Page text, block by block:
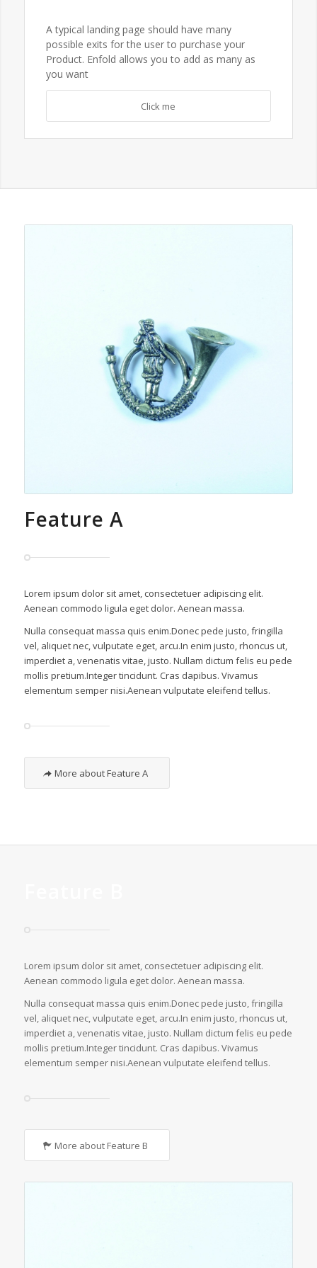
A typical landing page should have many
possible exits for the user to purchase your
Product. Enfold allows you to add as many as
you want
Click me
Feature A
Lorem ipsum dolor sit amet, consectetuer adipiscing elit.
Aenean commodo ligula eget dolor. Aenean massa.
Nulla consequat massa quis enim.Donec pede justo, fringilla
vel, aliquet nec, vulputate eget, arcu.In enim justo, rhoncus ut,
imperdiet a, venenatis vitae, justo. Nullam dictum felis eu pede
mollis pretium.Integer tincidunt. Cras dapibus. Vivamus
elementum semper nisi.Aenean vulputate eleifend tellus.
More about Feature A
Lorem ipsum dolor sit amet, consectetuer adipiscing elit.
Aenean commodo ligula eget dolor. Aenean massa.
Nulla consequat massa quis enim.Donec pede justo, fringilla
vel, aliquet nec, vulputate eget, arcu.In enim justo, rhoncus ut,
imperdiet a, venenatis vitae, justo. Nullam dictum felis eu pede
mollis pretium.Integer tincidunt. Cras dapibus. Vivamus
elementum semper nisi.Aenean vulputate eleifend tellus.
More about Feature B